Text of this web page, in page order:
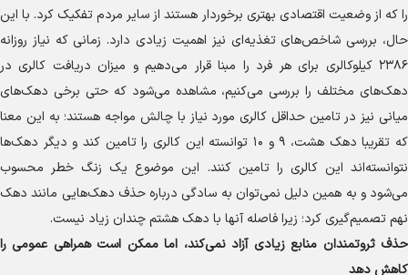
را که از وضعیت اقتصادی بهتری برخوردار هستند از سایر مردم تفکیک کرد. با این
حال، بررسی شاخص‌های تغذیه‌ای نیز اهمیت زیادی دارد. زمانی که نیاز روزانه
۲۳۸۶ کیلوکالری برای هر فرد را مبنا قرار می‌دهیم و میزان دریافت کالری در
دهک‌های مختلف را بررسی می‌کنیم، مشاهده می‌شود که حتی برخی دهک‌های
میانی نیز در تامین حداقل کالری مورد نیاز با چالش مواجه هستند؛ به این معنا
که تقریبا دهک هشت، ۹ و ۱۰ توانسته این کالری را تامین کند و دیگر دهک‌ها
نتوانسته‌اند این کالری را تامین کنند. این موضوع یک زنگ خطر محسوب
می‌شود و به همین دلیل نمی‌توان به سادگی درباره حذف دهک‌هایی مانند دهک
نهم تصمیم‌گیری کرد؛ زیرا فاصله آنها با دهک هشتم چندان زیاد نیست.
حذف ثروتمندان منابع زیادی آزاد نمی‌کند، اما ممکن است همراهی عمومی را
کاهش دهد